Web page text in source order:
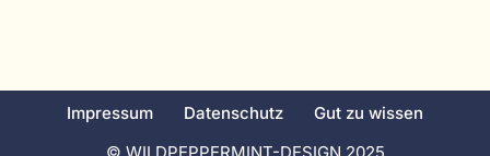
Impressum Datenschutz
Gut zu wissen
© WILDPEPPERMINT-DESIGN 2025